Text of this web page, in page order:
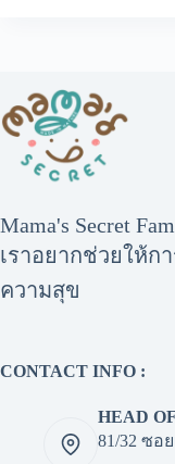
Mama's Secret
เราอยากช่วยให้ก
ความสุข
CONTACT INFO :
HEAD
81/32 ซอ